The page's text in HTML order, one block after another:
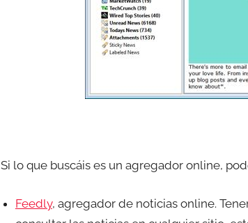
Si lo que buscáis es un agregador online,
Feedly, agregador de noticias online.